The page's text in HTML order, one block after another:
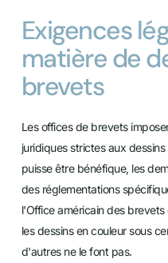
Exigences
matière de
brevets
Les offices de brevets
juridiques strictes aux
puisse être bénéfique, les
des réglementations
l'Office américain des
les dessins en couleur sous
d'autres ne le font pas.